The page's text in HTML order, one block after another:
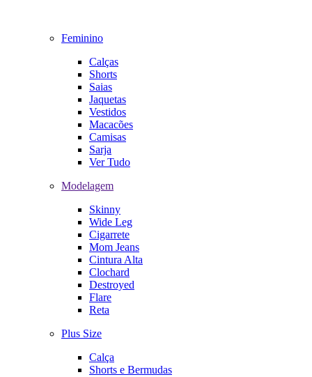
Feminino
Calças
Shorts
Saias
Jaquetas
Vestidos
Macacões
Camisas
Sarja
Ver Tudo
Modelagem
Skinny
Wide Leg
Cigarrete
Mom Jeans
Cintura Alta
Clochard
Destroyed
Flare
Reta
Plus Size
Calça
Shorts e Bermudas